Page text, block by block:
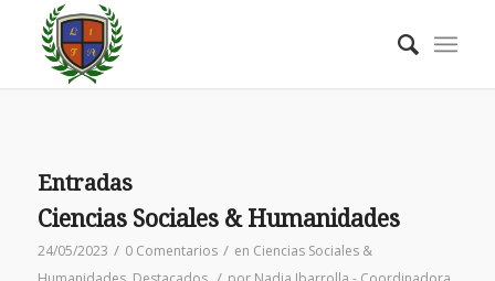
Entradas
Ciencias Sociales & Humanidades
24/05/2023 / 0 Comentarios / en Ciencias Sociales &